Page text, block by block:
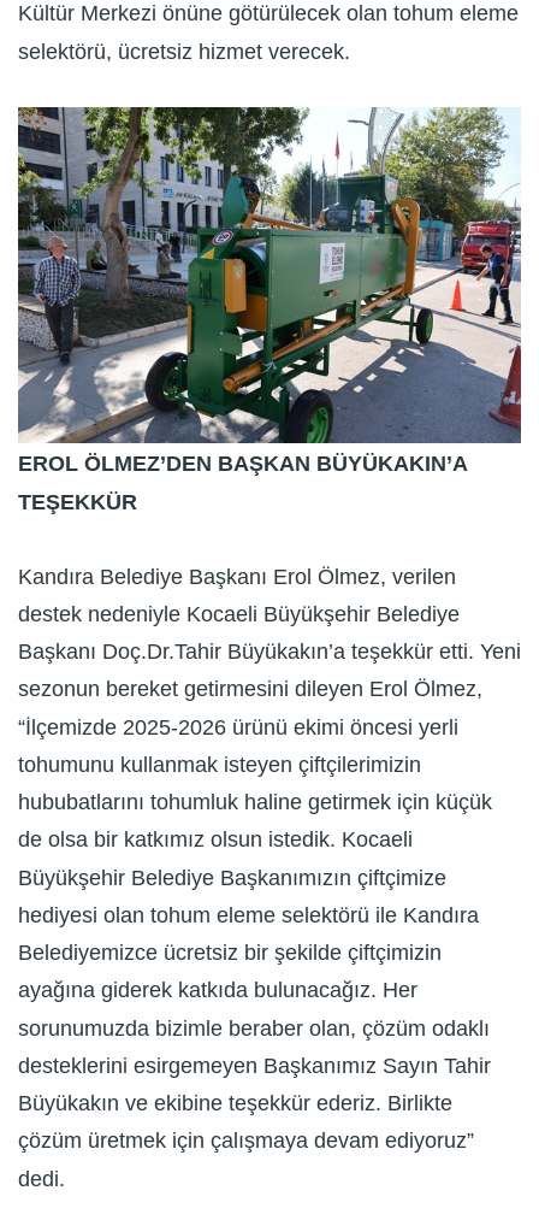
Kültür Merkezi önüne götürülecek olan tohum eleme
selektörü, ücretsiz hizmet verecek.
EROL ÖLMEZ’DEN BAŞKAN BÜYÜKAKIN’A
TEŞEKKÜR
Kandıra Belediye Başkanı Erol Ölmez, verilen
destek nedeniyle Kocaeli Büyükşehir Belediye
Başkanı Doç.Dr.Tahir Büyükakın’a teşekkür etti. Yeni
sezonun bereket getirmesini dileyen Erol Ölmez,
“İlçemizde 2025-2026 ürünü ekimi öncesi yerli
tohumunu kullanmak isteyen çiftçilerimizin
hububatlarını tohumluk haline getirmek için küçük
de olsa bir katkımız olsun istedik. Kocaeli
Büyükşehir Belediye Başkanımızın çiftçimize
hediyesi olan tohum eleme selektörü ile Kandıra
Belediyemizce ücretsiz bir şekilde çiftçimizin
ayağına giderek katkıda bulunacağız. Her
sorunumuzda bizimle beraber olan, çözüm odaklı
desteklerini esirgemeyen Başkanımız Sayın Tahir
Büyükakın ve ekibine teşekkür ederiz. Birlikte
çözüm üretmek için çalışmaya devam ediyoruz”
dedi.